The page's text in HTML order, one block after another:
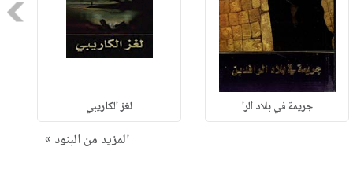
جريمة في بلاد الرا لغز الكاريبي
المزيد من البنود »